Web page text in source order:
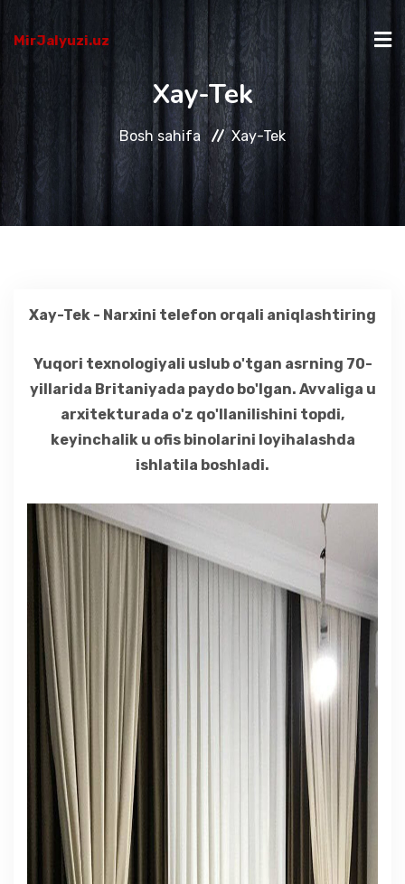
MirJalyuzi.uz
BIZ HAQIMIZDA
TILLAR
ARIZA QOLDIRISH
+998 (94) 659 59 49
Xay-Tek
Bosh sahifa Xay-Tek
Xay-Tek - Narxini telefon orqali aniqlashtiring
Yuqori texnologiyali uslub o'tgan asrning 70-
yillarida Britaniyada paydo bo'lgan. Avvaliga u
arxitekturada o'z qo'llanilishini topdi,
keyinchalik u ofis binolarini loyihalashda
ishlatila boshladi.